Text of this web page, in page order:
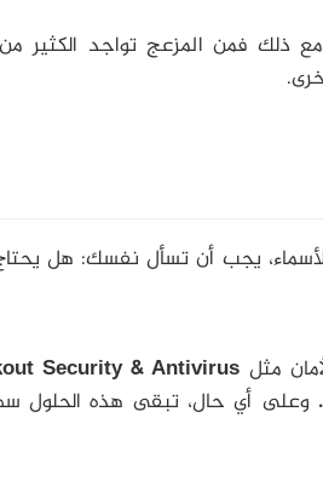
ذلك فمن المزعج تواجد الكثير
يجب أن تسأل نفسك: هل
مثل Security & Antivirus
وعلى أي حال، تبقى هذه الحلول